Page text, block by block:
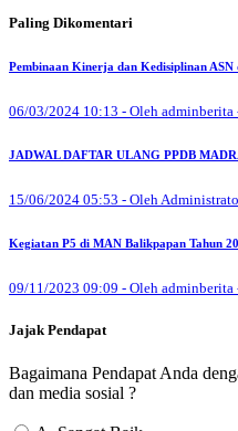
Paling Dikomentari
Pembinaan Kinerja dan Kedisiplinan
06/03/2024 10:13 - Oleh
JADWAL DAFTAR ULANG PPDB
15/06/2024 05:53 - Oleh
Kegiatan P5 di MAN Balikpapan Tahun
09/11/2023 09:09 - Oleh
Jajak Pendapat
Bagaimana Pendapat Anda
dan media sosial ?